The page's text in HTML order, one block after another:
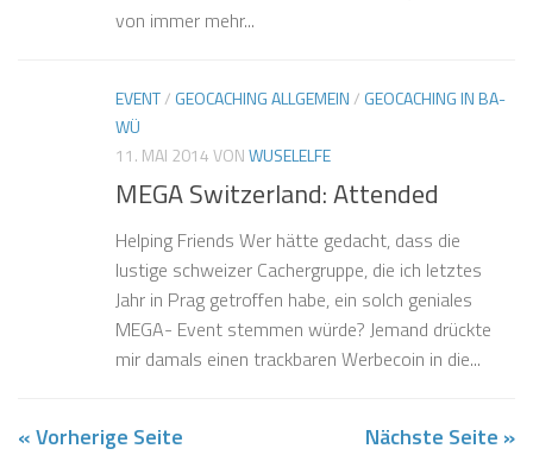
von immer mehr...
EVENT/ GEOCACHING ALLGEMEIN/ GEOCACHING IN BA-
WÜ
11. MAI 2014VONWUSELELFE
MEGA Switzerland: Attended
Helping Friends Wer hätte gedacht, dass die
lustige schweizer Cachergruppe, die ich letztes
Jahr in Prag getroffen habe, ein solch geniales
MEGA- Event stemmen würde? Jemand drückte
mir damals einen trackbaren Werbecoin in die...
« Vorherige Seite Nächste Seite »